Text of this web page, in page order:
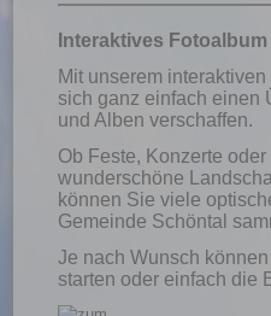
Interaktives
Mit unserem
sich ganz einfach einen
und Alben verschaffen.
Ob Feste, Konzerte
wunderschöne
können Sie viele
Gemeinde Schöntal
Je nach Wunsch
starten oder einfach die